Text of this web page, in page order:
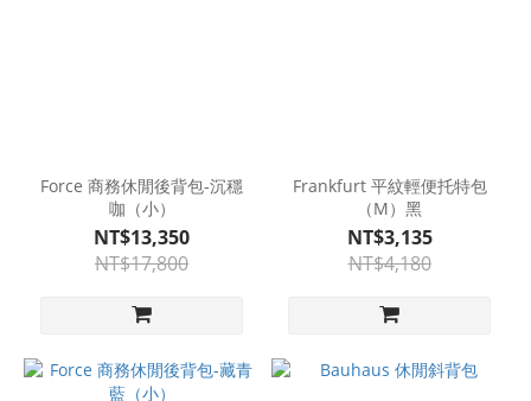
Force 商務休閒後背包-沉穩
咖（小）
NT$13,350
NT$17,800
Frankfurt 平紋輕便托特包
（M）黑
NT$3,135
NT$4,180